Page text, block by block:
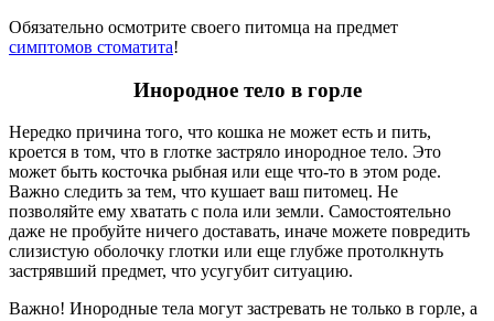
Обязательно осмотрите своего питомца на предмет
симптомов стоматита!
Инородное тело в горле
Нередко причина того, что кошка не может есть и пить,
кроется в том, что в глотке застряло инородное тело. Это
может быть косточка рыбная или еще что-то в этом роде.
Важно следить за тем, что кушает ваш питомец. Не
позволяйте ему хватать с пола или земли. Самостоятельно
даже не пробуйте ничего доставать, иначе можете повредить
слизистую оболочку глотки или еще глубже протолкнуть
застрявший предмет, что усугубит ситуацию.
Важно! Инородные тела могут застревать не только в горле, а